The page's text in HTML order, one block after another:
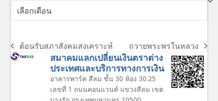
คลัง
เก็บ
previous
post:
ต้อนรับสภาสังคมสงเคราะห์
next
post:
ถวายพระพรในหลวง
สมาคมแลกเปลี่ยนเงินตราต่าง
ประเทศและบริการทางการเงิน
อาคารพาร์ค สีลม ชั้น 30 ห้อง 30.25
เลขที่ 1 ถนนคอนแวนต์ แขวงสีลม เขต